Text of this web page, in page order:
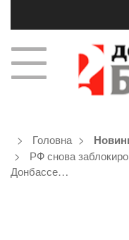
Головна
РФ снова
Донбассе…